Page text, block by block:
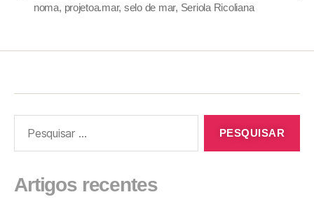
noma, projetoa.mar, selo de mar, Seriola Ricoliana
Artigos recentes